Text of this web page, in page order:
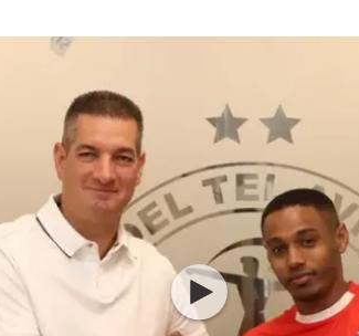
הפועל תל אביב
הפועל באר שבע
מכבי נתניה
בני יהודה
ליגה סינית
ליגות נוספות